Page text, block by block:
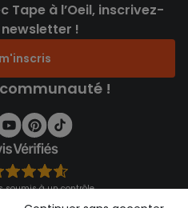
Tape à l’Oeil, inscrivez-
!
!
soumis à un contrôle